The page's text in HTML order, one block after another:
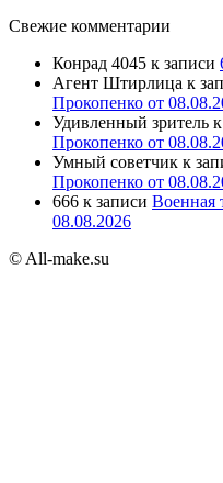
Свежие комментарии
Конрад 4045 к записи
Агент Штирлица к
Прокопенко от
Удивленный зритель
Прокопенко от
Умный советчик к
Прокопенко от
666 к записи Военная
08.08.2026
© All-make.su